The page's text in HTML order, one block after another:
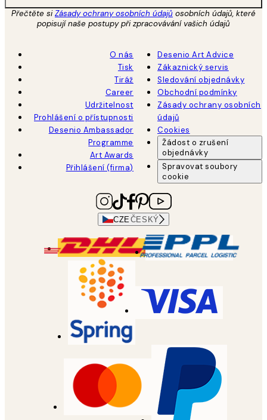
Přečtěte siZásady ochrany osobních údajů osobních údajů, které
popisují naše postupy při zpracovávání vašich údajů
O nás
Tisk
Tiráž
Career
Udržitelnost
Prohlášení o přístupnosti
Desenio Ambassador
Programme
Art Awards
Přihlášení (firma)
Desenio Art Advice
Zákaznický servis
Sledování objednávky
Obchodní podmínky
Zásady ochrany osobních
údajů
Cookies
Žádost o zrušení
objednávky
Spravovat soubory
cookie
CZE ČESKÝ